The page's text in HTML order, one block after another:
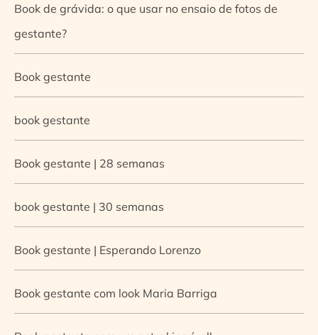
Book de grávida: o que usar no ensaio de fotos de
gestante?
Book gestante
book gestante
Book gestante | 28 semanas
book gestante | 30 semanas
Book gestante | Esperando Lorenzo
Book gestante com look Maria Barriga